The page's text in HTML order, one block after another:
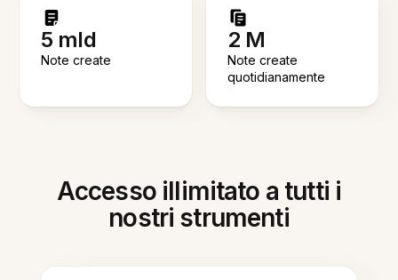
5 mld
Note create
2 M
Note create
quotidianamente
Accesso illimitato a tutti i
nostri strumenti